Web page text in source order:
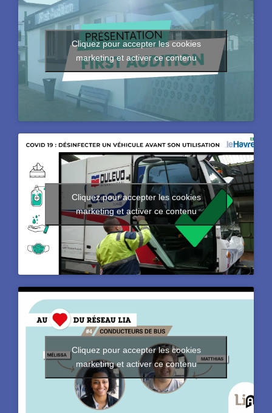
Cliquez pour accepter les cookies
marketing et activer ce contenu
Cliquez pour accepter les cookies
marketing et activer ce contenu
Cliquez pour accepter les cookies
marketing et activer ce contenu